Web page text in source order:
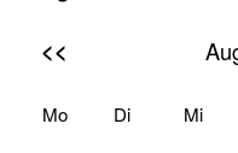
<<
Mo Di Mi